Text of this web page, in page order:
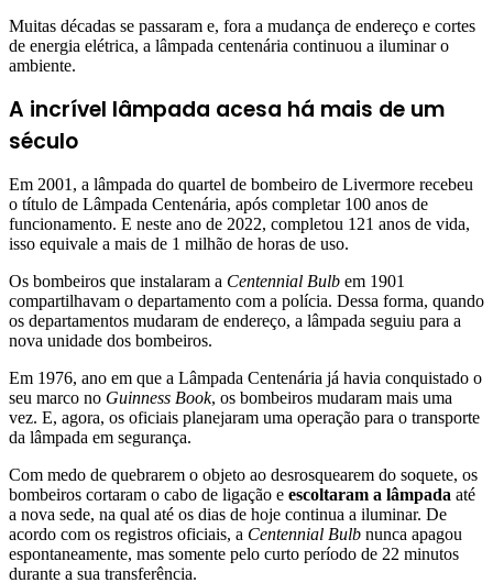
Muitas décadas se passaram e, fora a mudança de endereço e cortes
de energia elétrica, a lâmpada centenária continuou a iluminar o
ambiente.
A incrível lâmpada acesa há mais de um
século
Em 2001, a lâmpada do quartel de bombeiro de Livermore recebeu
o título de Lâmpada Centenária, após completar 100 anos de
funcionamento. E neste ano de 2022, completou 121 anos de vida,
isso equivale a mais de 1 milhão de horas de uso.
Os bombeiros que instalaram a Centennial Bulb em 1901
compartilhavam o departamento com a polícia. Dessa forma, quando
os departamentos mudaram de endereço, a lâmpada seguiu para a
nova unidade dos bombeiros.
Em 1976, ano em que a Lâmpada Centenária já havia conquistado o
seu marco no Guinness Book, os bombeiros mudaram mais uma
vez. E, agora, os oficiais planejaram uma operação para o transporte
da lâmpada em segurança.
Com medo de quebrarem o objeto ao desrosquearem do soquete, os
bombeiros cortaram o cabo de ligação e escoltaram a lâmpada até
a nova sede, na qual até os dias de hoje continua a iluminar. De
acordo com os registros oficiais, a Centennial Bulb nunca apagou
espontaneamente, mas somente pelo curto período de 22 minutos
durante a sua transferência.